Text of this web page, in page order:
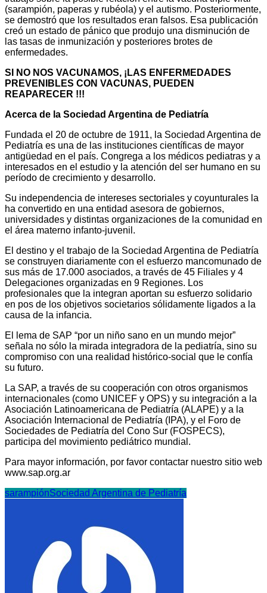
(sarampión, paperas y rubéola) y el autismo. Posteriormente,
se demostró que los resultados eran falsos. Esa publicación
creó un estado de pánico que produjo una disminución de
las tasas de inmunización y posteriores brotes de
enfermedades.
SI NO NOS VACUNAMOS, ¡LAS ENFERMEDADES
PREVENIBLES CON VACUNAS, PUEDEN
REAPARECER !!!
Acerca de la Sociedad Argentina de Pediatría
Fundada el 20 de octubre de 1911, la Sociedad Argentina de
Pediatría es una de las instituciones científicas de mayor
antigüedad en el país. Congrega a los médicos pediatras y a
interesados en el estudio y la atención del ser humano en su
período de crecimiento y desarrollo.
Su independencia de intereses sectoriales y coyunturales la
ha convertido en una entidad asesora de gobiernos,
universidades y distintas organizaciones de la comunidad en
el área materno infanto-juvenil.
El destino y el trabajo de la Sociedad Argentina de Pediatría
se construyen diariamente con el esfuerzo mancomunado de
sus más de 17.000 asociados, a través de 45 Filiales y 4
Delegaciones organizadas en 9 Regiones. Los
profesionales que la integran aportan su esfuerzo solidario
en pos de los objetivos societarios sólidamente ligados a la
causa de la infancia.
El lema de SAP “por un niño sano en un mundo mejor”
señala no sólo la mirada integradora de la pediatría, sino su
compromiso con una realidad histórico-social que le confía
su futuro.
La SAP, a través de su cooperación con otros organismos
internacionales (como UNICEF y OPS) y su integración a la
Asociación Latinoamericana de Pediatría (ALAPE) y a la
Asociación Internacional de Pediatría (IPA), y el Foro de
Sociedades de Pediatría del Cono Sur (FOSPECS),
participa del movimiento pediátrico mundial.
Para mayor información, por favor contactar nuestro sitio web
www.sap.org.ar
sarampiónSociedad Argentina de Pediatría